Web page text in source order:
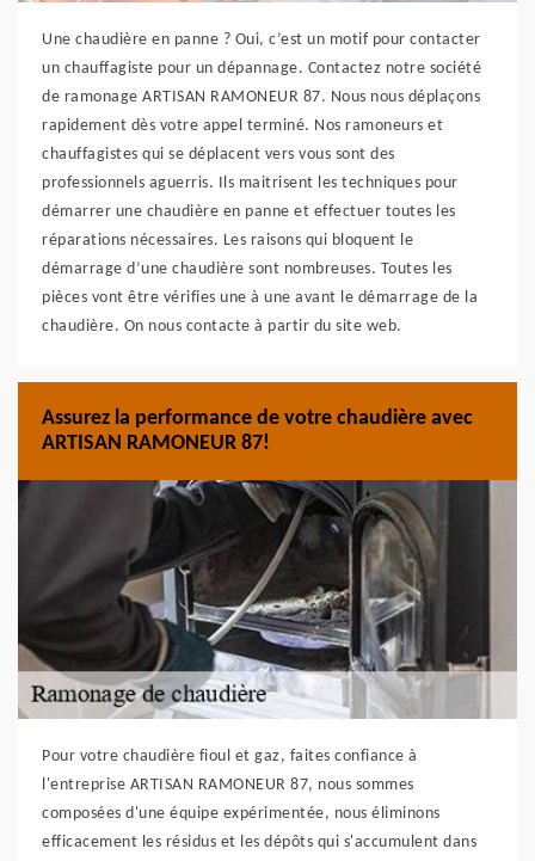
Une chaudière en panne ? Oui, c’est un motif pour contacter
un chauffagiste pour un dépannage. Contactez notre société
de ramonage ARTISAN RAMONEUR 87. Nous nous déplaçons
rapidement dès votre appel terminé. Nos ramoneurs et
chauffagistes qui se déplacent vers vous sont des
professionnels aguerris. Ils maitrisent les techniques pour
démarrer une chaudière en panne et effectuer toutes les
réparations nécessaires. Les raisons qui bloquent le
démarrage d’une chaudière sont nombreuses. Toutes les
pièces vont être vérifies une à une avant le démarrage de la
chaudière. On nous contacte à partir du site web.
Assurez la performance de votre chaudière avec
ARTISAN RAMONEUR 87!
Pour votre chaudière fioul et gaz, faites confiance à
l'entreprise ARTISAN RAMONEUR 87, nous sommes
composées d'une équipe expérimentée, nous éliminons
efficacement les résidus et les dépôts qui s'accumulent dans